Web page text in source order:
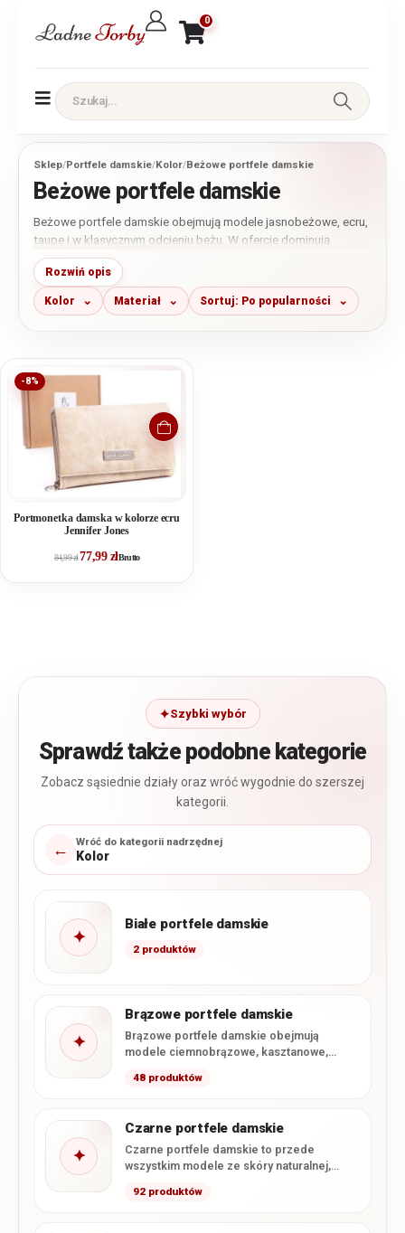
0
Sklep/Portfele damskie/Kolor/Beżowe portfele damskie
Beżowe portfele damskie
Beżowe portfele damskie obejmują modele jasnobeżowe, ecru,
taupe i w klasycznym odcieniu beżu. W ofercie dominują
portfele ze skóry naturalnej, uzupełnione o wybrane fasony z
miękkiej skóry ekologicznej. Dostępne są modele małe, średnie
i duże, z kieszeniami na monety zamykanymi na zamek, bigiel
lub zatrzask.
Rozwiń opis
Kolor Materiał Sortuj: Po popularności
-8%
Portmonetka damska w kolorze ecru
Jennifer Jones
84,99zł77,99 złBrutto
Szybki wybór
Sprawdź także podobne kategorie
Zobacz sąsiednie działy oraz wróć wygodnie do szerszej
kategorii.
← Wróć do kategorii nadrzędnej
Kolor
✦
Białe portfele damskie
2 produktów
✦
Brązowe portfele damskie
Brązowe portfele damskie obejmują
modele ciemnobrązowe, kasztanowe,
ciepłe odcienie beżu.…
48 produktów
✦
Czarne portfele damskie
Czarne portfele damskie to przede
wszystkim modele ze skóry naturalnej,
92 produktów